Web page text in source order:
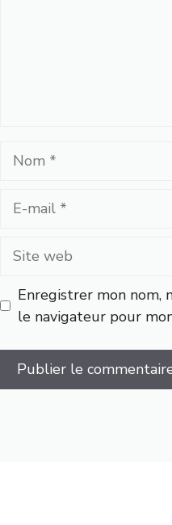
Nom
Site
Enregistrer mon nom,
le navigateur pour